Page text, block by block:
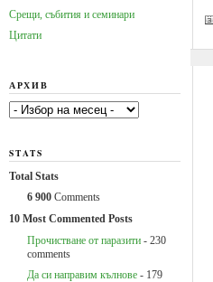
Срещи, събития и семинари
Цитати
АРХИВ
Архив
STATS
Total Stats
6 900 Comments
10 Most Commented Posts
Прочистване от паразити - 230
comments
Да си направим кълнове - 179